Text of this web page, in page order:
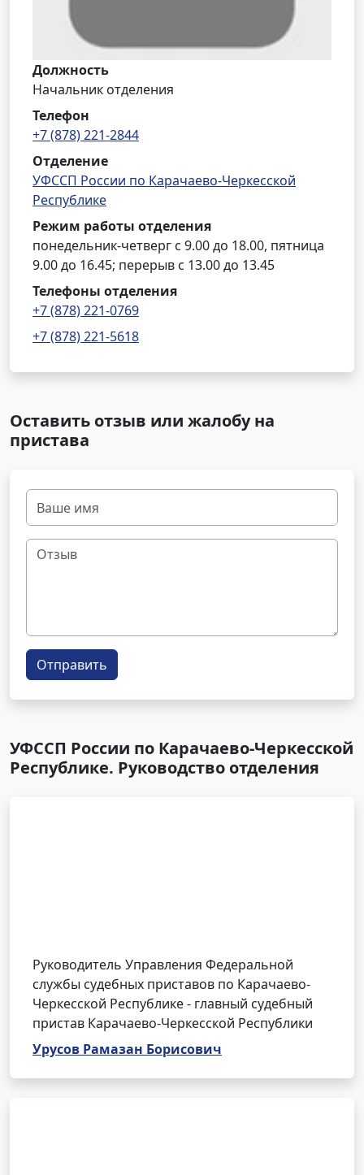
Должность
Начальник отделения
Телефон
+7 (878) 221-2844
Отделение
УФССП России по Карачаево-Черкесской
Республике
Режим работы отделения
понедельник-четверг с 9.00 до 18.00, пятница
9.00 до 16.45; перерыв с 13.00 до 13.45
Телефоны отделения
+7 (878) 221-0769
+7 (878) 221-5618
Оставить отзыв или жалобу на
пристава
Отправить
УФССП России по Карачаево-Черкесской
Республике. Руководство отделения
Руководитель Управления Федеральной
службы судебных приставов по Карачаево-
Черкесской Республике - главный судебный
пристав Карачаево-Черкесской Республики
Урусов Рамазан Борисович